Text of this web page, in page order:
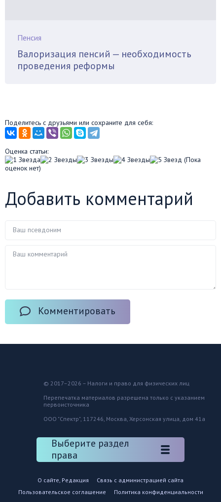
Пенсия
Валоризация пенсий — необходимость
проведения реформы
Поделитесь с друзьями или сохраните для себя:
Оценка статьи:
(Пока
оценок нет)
Добавить комментарий
Комментировать
© 2017–2026 – Налоги и право для физических лиц
Перепечатка материалов разрешена только с указанием
первоисточника
ООО "Спектр", 117246, Москва, Херсонская улица, дом 41а
Выберите раздел
права
О сайте, Редакция
Связь с администрацией сайта
Пользовательское соглашение
Политика конфиденциальности